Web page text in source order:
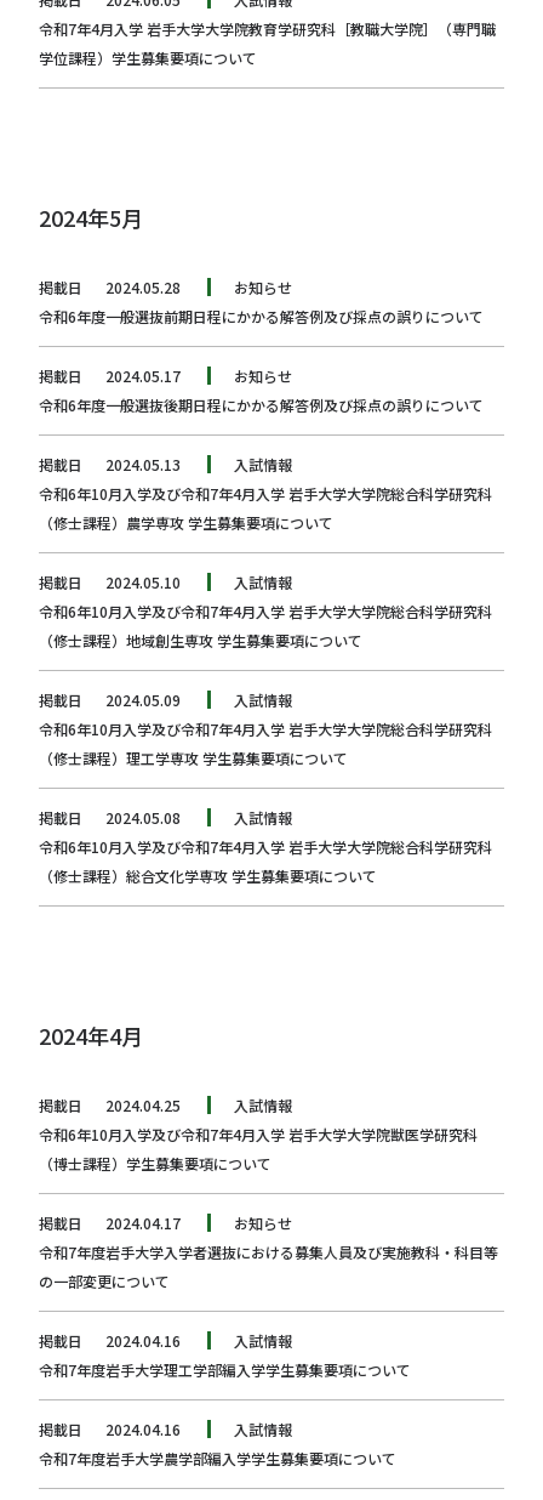
令和7年4月入学 岩手大学大学院教育学研究科［教職大学院］（専門職
学位課程）学生募集要項について
2024年5月
掲載日 2024.05.28
お知らせ
令和6年度一般選抜前期日程にかかる解答例及び採点の誤りについて
掲載日 2024.05.17
お知らせ
令和6年度一般選抜後期日程にかかる解答例及び採点の誤りについて
掲載日 2024.05.13
入試情報
令和6年10月入学及び令和7年4月入学 岩手大学大学院総合科学研究科
（修士課程）農学専攻 学生募集要項について
掲載日 2024.05.10
入試情報
令和6年10月入学及び令和7年4月入学 岩手大学大学院総合科学研究科
（修士課程）地域創生専攻 学生募集要項について
掲載日 2024.05.09
入試情報
令和6年10月入学及び令和7年4月入学 岩手大学大学院総合科学研究科
（修士課程）理工学専攻 学生募集要項について
掲載日 2024.05.08
入試情報
令和6年10月入学及び令和7年4月入学 岩手大学大学院総合科学研究科
（修士課程）総合文化学専攻 学生募集要項について
2024年4月
掲載日 2024.04.25
入試情報
令和6年10月入学及び令和7年4月入学 岩手大学大学院獣医学研究科
（博士課程）学生募集要項について
掲載日 2024.04.17
お知らせ
令和7年度岩手大学入学者選抜における募集人員及び実施教科・科目等
の一部変更について
掲載日 2024.04.16
入試情報
令和7年度岩手大学理工学部編入学学生募集要項について
掲載日 2024.04.16
入試情報
令和7年度岩手大学農学部編入学学生募集要項について